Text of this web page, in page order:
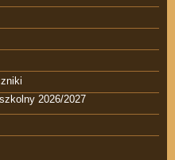
2026/2027